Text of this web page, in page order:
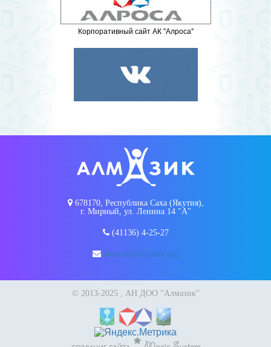
Корпоративный сайт АК "Алроса"
678170, Республика Саха (Якутия),
г. Мирный, ул. Ленина 14 "А"
(41136) 4-25-27
almazik@almazik.org
© 2013-2025 , АН ДОО "Алмазик"